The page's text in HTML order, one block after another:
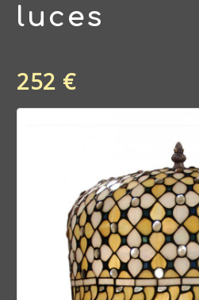
luces
252 €